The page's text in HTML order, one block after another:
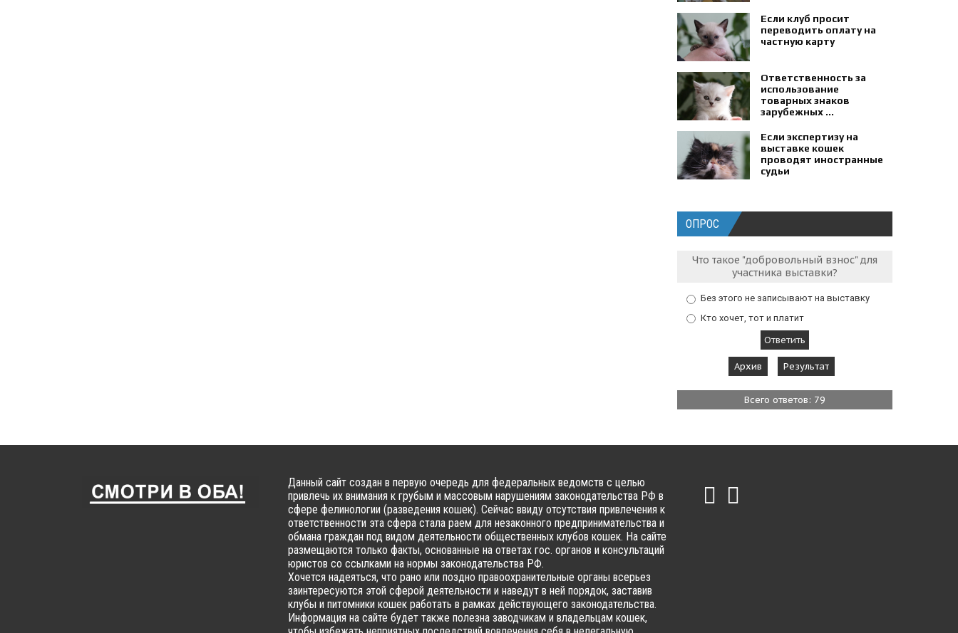
Если клуб просит
переводить оплату на
частную карту
Ответственность за
использование
товарных знаков
зарубежных ...
Если экспертизу на
выставке кошек
проводят иностранные
судьи
ОПРОС
Что такое "добровольный взнос" для
участника выставки?
Без этого не записывают на выставку
Кто хочет, тот и платит
Архив Результат
Всего ответов: 79
Данный сайт создан в первую очередь для федеральных ведомств с целью
привлечь их внимания к грубым и массовым нарушениям законодательства РФ в
сфере фелинологии (разведения кошек). Сейчас ввиду отсутствия привлечения к
ответственности эта сфера стала раем для незаконного предпринимательства и
обмана граждан под видом деятельности общественных клубов кошек. На сайте
размещаются только факты, основанные на ответах гос. органов и консультаций
юристов со ссылками на нормы законодательства РФ.
Хочется надеяться, что рано или поздно правоохранительные органы всерьез
заинтересуются этой сферой деятельности и наведут в ней порядок, заставив
клубы и питомники кошек работать в рамках действующего законодательства.
Информация на сайте будет также полезна заводчикам и владельцам кошек,